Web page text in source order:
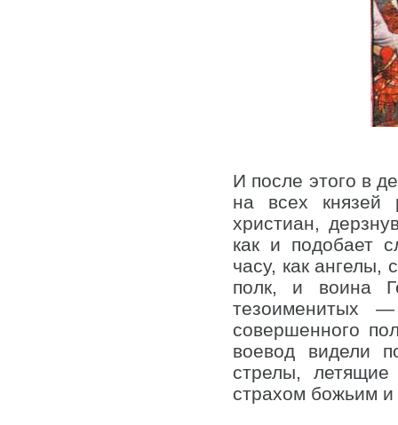
И после этого в
на всех князей
христиан,
как и подобает
часу, как ангелы,
полк, и воина
тезоименитых
совершенного
воевод видели
стрелы,
страхом божьим и